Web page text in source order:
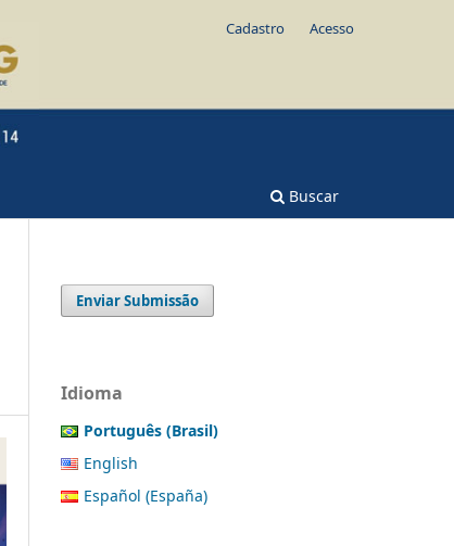
Buscar
Cadastro Acesso
Enviar Submissão
Idioma
Português (Brasil)
English
Español (España)